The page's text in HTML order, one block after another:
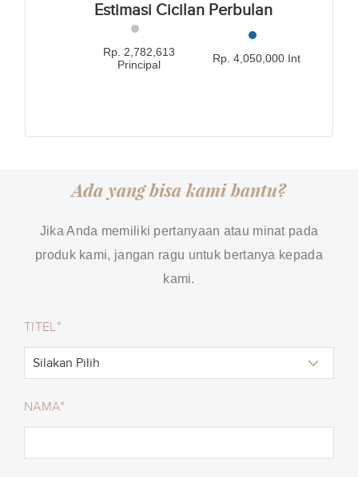
Estimasi Cicilan Perbulan
Rp. 2,782,613
Principal
Rp. 4,050,000 Int
Ada yang bisa kami bantu?
Jika Anda memiliki pertanyaan atau minat pada
produk kami, jangan ragu untuk bertanya kepada
kami.
TITEL*
NAMA*